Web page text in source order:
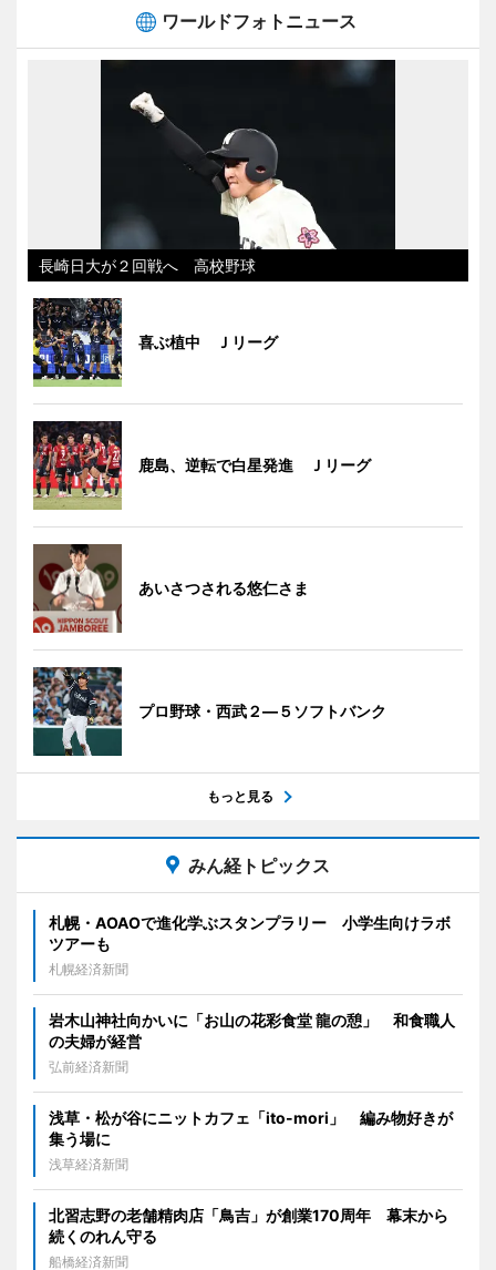
ワールドフォトニュース
長崎日大が２回戦へ 高校野球
喜ぶ植中 Ｊリーグ
鹿島、逆転で白星発進 Ｊリーグ
あいさつされる悠仁さま
プロ野球・西武２―５ソフトバンク
もっと見る
みん経トピックス
札幌・AOAOで進化学ぶスタンプラリー 小学生向けラボ
ツアーも
札幌経済新聞
岩木山神社向かいに「お山の花彩食堂 龍の憩」 和食職人
の夫婦が経営
弘前経済新聞
浅草・松が谷にニットカフェ「ito-mori」 編み物好きが
集う場に
浅草経済新聞
北習志野の老舗精肉店「鳥吉」が創業170周年 幕末から
続くのれん守る
船橋経済新聞